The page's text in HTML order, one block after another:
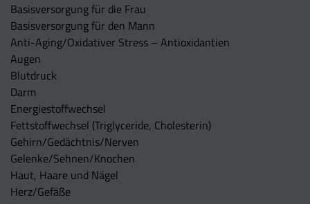
Basisversorgung für die Frau
Basisversorgung für den Mann
Anti-Aging/Oxidativer Stress – Antioxidantien
Augen
Blutdruck
Darm
Energiestoffwechsel
Fettstoffwechsel (Triglyceride, Cholesterin)
Gehirn/Gedächtnis/Nerven
Gelenke/Sehnen/Knochen
Haut, Haare und Nägel
Herz/Gefäße